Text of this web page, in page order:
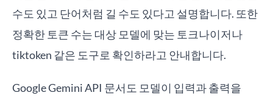
수도 있고 단어처럼 길 수도 있다고 설명합니다. 또한
정확한 토큰 수는 대상 모델에 맞는 토크나이저나
tiktoken 같은 도구로 확인하라고 안내합니다.
Google Gemini API 문서도 모델이 입력과 출력을